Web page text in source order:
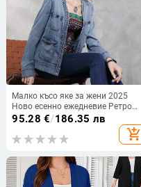
Малко късо яке за жени 2025
Ново есенно ежедневие Ретро
дизайн Плетено усукване
95.28 €/186.35 лв
add_shopping_cart